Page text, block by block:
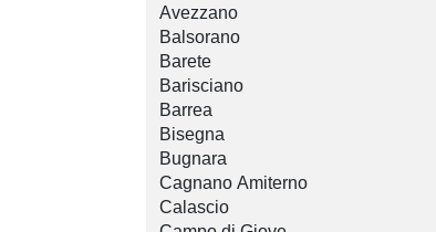
Avezzano
Balsorano
Barete
Barisciano
Barrea
Bisegna
Bugnara
Cagnano Amiterno
Calascio